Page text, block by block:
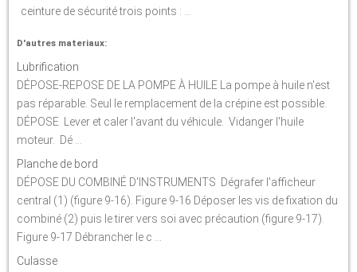
ceinture de sécurité trois points : ...
D'autres materiaux:
Lubrification
DÉPOSE-REPOSE DE LA POMPE À HUILE La pompe à huile n'est
pas réparable. Seul le remplacement de la crépine est possible.
DÉPOSE Lever et caler l'avant du véhicule. Vidanger l'huile
moteur. Dé ...
Planche de bord
DÉPOSE DU COMBINÉ D'INSTRUMENTS Dégrafer l'afficheur
central (1) (figure 9-16). Figure 9-16 Déposer les vis de fixation du
combiné (2) puis le tirer vers soi avec précaution (figure 9-17).
Figure 9-17 Débrancher le c ...
Culasse